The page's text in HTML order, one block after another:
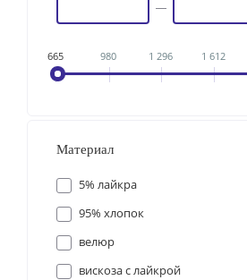
665 980 1 296 1 612
Материал
5% лайкра
95% хлопок
велюр
вискоза с лайкрой